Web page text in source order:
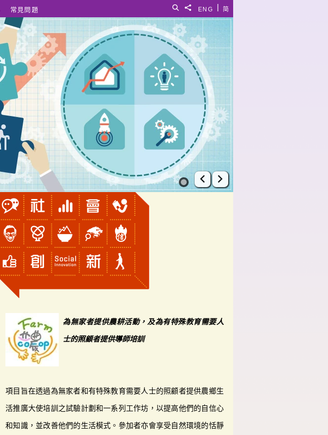
简
ENG
分享給
搜尋
常見問題
上一張幻燈片
下一張幻燈片
為無家者提供農耕活動，及為有特殊教育需要人
士的照顧者提供導師培訓
項目旨在透過為無家者和有特殊教育需要人士的照顧者提供農鄉生
活推廣大使培訓之試驗計劃和一系列工作坊，以提高他們的自信心
和知識，並改善他們的生活模式。參加者亦會享受自然環境的恬靜